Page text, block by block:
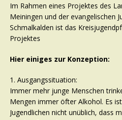
Im Rahmen eines Projektes des
Meiningen und der evangelischen
Schmalkalden ist das
Projektes
Hier einiges zur Konzeption:
1. Ausgangssituation:
Immer mehr junge Menschen
Mengen immer öfter Alkohol. Es
Jugendlichen nicht unüblich, dass